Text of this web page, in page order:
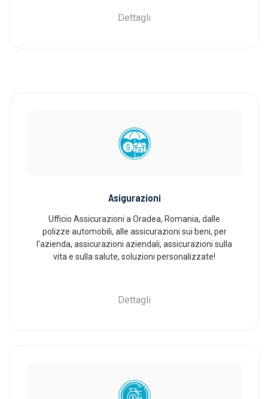
Dettagli
Asigurazioni
Ufficio Assicurazioni a Oradea, Romania, dalle
polizze automobili, alle assicurazioni sui beni, per
l'azienda, assicurazioni aziendali, assicurazioni sulla
vita e sulla salute, soluzioni personalizzate!
Dettagli